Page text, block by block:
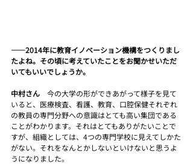
――2014年に教育イノベーション機構をつくりまし
たよね。その頃に考えていたことをお聞かせいただ
いてもいいでしょうか。
中村さん 今の大学の形ができあがって様子を見て
いると、医療検査、看護、教育、口腔保健それぞれ
の教員の専門分野への意識はとても高い集団である
ことがわかります。それはとてもありがたいことで
すが、組織としては、4つの専門学校に見えてしかた
がない。それをなんとかしないといけないと思うよ
うになりました。